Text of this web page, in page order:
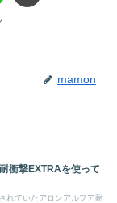
mamon
衝撃EXTRAを使って
れていたアロンアルフア耐